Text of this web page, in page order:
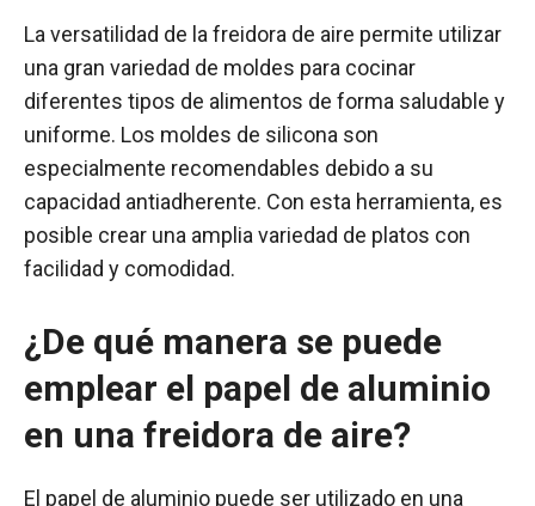
La versatilidad de la freidora de aire permite utilizar
una gran variedad de moldes para cocinar
diferentes tipos de alimentos de forma saludable y
uniforme. Los moldes de silicona son
especialmente recomendables debido a su
capacidad antiadherente. Con esta herramienta, es
posible crear una amplia variedad de platos con
facilidad y comodidad.
¿De qué manera se puede
emplear el papel de aluminio
en una freidora de aire?
El papel de aluminio puede ser utilizado en una